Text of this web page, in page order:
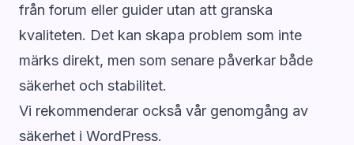
från forum eller guider utan att granska
kvaliteten. Det kan skapa problem som inte
märks direkt, men som senare påverkar både
säkerhet och stabilitet.
Vi rekommenderar också vår genomgång av
säkerhet i WordPress.